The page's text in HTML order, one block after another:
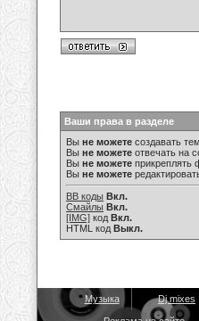
Ваши права в разделе
Вы не можете создавать
Вы не можете отвечать на
Вы не можете прикреплять
Вы не можете
BB коды Вкл.
Смайлы Вкл.
[IMG] код Вкл.
HTML код Выкл.
Музыка Dj mixes